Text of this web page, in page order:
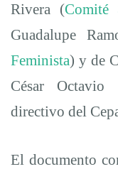
Rivera (Comité
Guadalupe
Feminista) y de
César Octavio
directivo del
El documento